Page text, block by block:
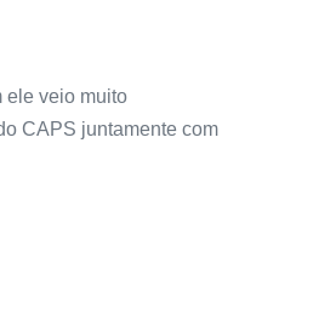
ele veio muito
CAPS juntamente com